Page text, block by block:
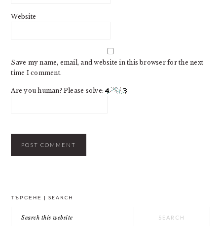
Website
Save my name, email, and website in this browser for the next
time I comment.
Are you human? Please solve:
ТЪРСЕНЕ | SEARCH
this